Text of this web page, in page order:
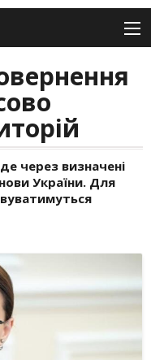
через визначені
України. Для